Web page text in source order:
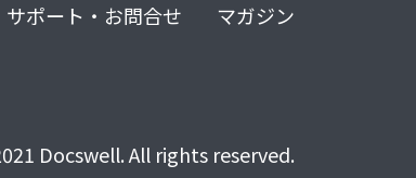
サポート・お問合せ マガジン
Docswell. All rights reserved.